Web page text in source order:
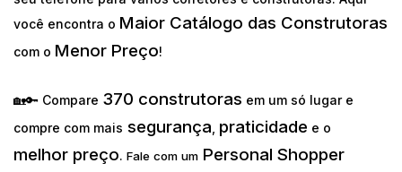
você encontra o Maior Catálogo das Construtoras
com o Menor Preço!
🏡🔑 Compare 370 construtoras em um só lugar e
compre com mais segurança praticidade e o
melhor preço. Fale com um Personal Shopper